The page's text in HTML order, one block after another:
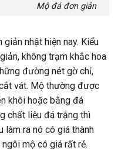
giản
nhật hiện nay. Kiểu
không trạm khắc hoa
đường nét gờ chỉ,
vát. Mộ thường được
khôi hoặc bằng đá
chất liệu đá trắng thì
làm ra nó có giá thành
mộ có giá rất rẻ.